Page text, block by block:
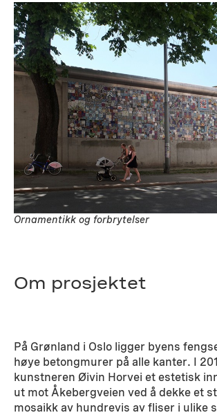
Ornamentikk og forbrytelser
Om prosjektet
På Grønland i Oslo ligger byens
høye betongmurer på alle kanter. I
kunstneren Øivin Horvei et estetisk
ut mot Åkebergveien ved å dekke et
mosaikk av hundrevis av fliser i ulike